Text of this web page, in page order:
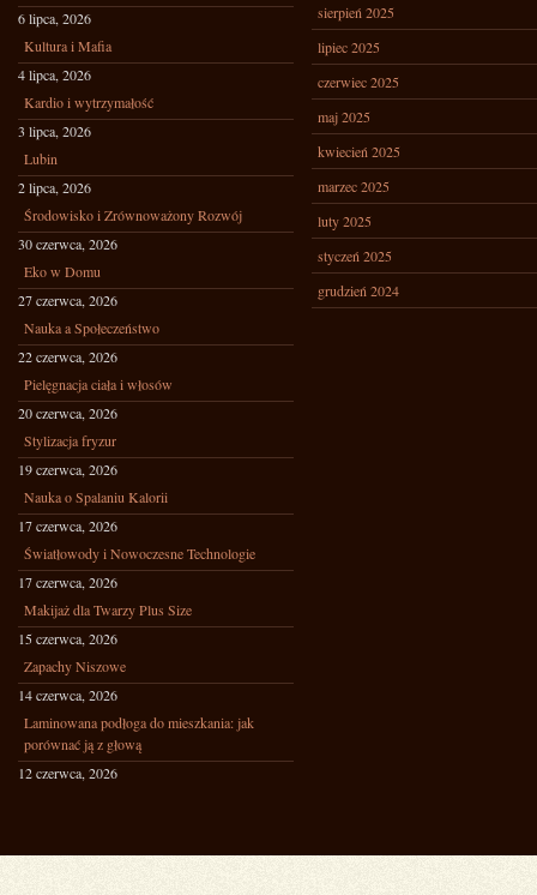
6 lipca, 2026
Kultura i Mafia
4 lipca, 2026
Kardio i wytrzymałość
3 lipca, 2026
Lubin
2 lipca, 2026
Środowisko i Zrównoważony Rozwój
30 czerwca, 2026
Eko w Domu
27 czerwca, 2026
Nauka a Społeczeństwo
22 czerwca, 2026
Pielęgnacja ciała i włosów
20 czerwca, 2026
Stylizacja fryzur
19 czerwca, 2026
Nauka o Spalaniu Kalorii
17 czerwca, 2026
Światłowody i Nowoczesne Technologie
17 czerwca, 2026
Makijaż dla Twarzy Plus Size
15 czerwca, 2026
Zapachy Niszowe
14 czerwca, 2026
Laminowana podłoga do mieszkania: jak
porównać ją z głową
12 czerwca, 2026
sierpień 2025
lipiec 2025
czerwiec 2025
maj 2025
kwiecień 2025
marzec 2025
luty 2025
styczeń 2025
grudzień 2024